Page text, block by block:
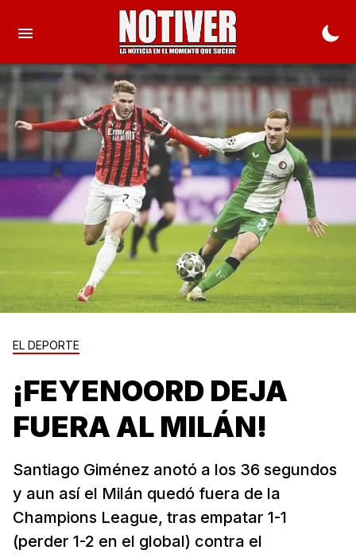
EL DEPORTE
¡FEYENOORD DEJA
FUERA AL MILÁN!
Santiago Giménez anotó a los 36 segundos
y aun así el Milán quedó fuera de la
Champions League, tras empatar 1-1
(perder 1-2 en el global) contra el